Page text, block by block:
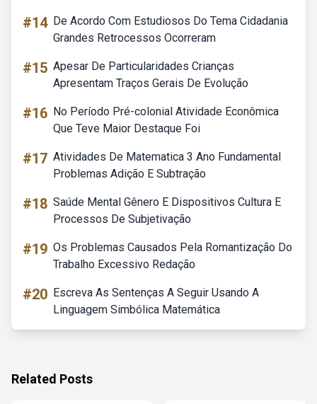
#14 De Acordo Com Estudiosos Do Tema Cidadania
Grandes Retrocessos Ocorreram
#15 Apesar De Particularidades Crianças
Apresentam Traços Gerais De Evolução
#16 No Período Pré-colonial Atividade Econômica
Que Teve Maior Destaque Foi
#17 Atividades De Matematica 3 Ano Fundamental
Problemas Adição E Subtração
#18 Saúde Mental Gênero E Dispositivos Cultura E
Processos De Subjetivação
#19 Os Problemas Causados Pela Romantização Do
Trabalho Excessivo Redação
#20 Escreva As Sentenças A Seguir Usando A
Linguagem Simbólica Matemática
Related Posts